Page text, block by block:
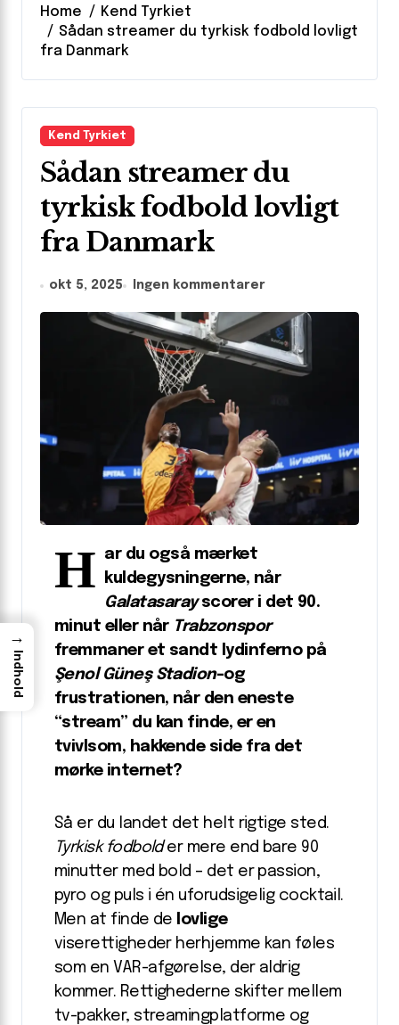
Home
Kend Tyrkiet
Sådan streamer du tyrkisk fodbold lovligt
fra Danmark
Kend Tyrkiet
Sådan streamer du
tyrkisk fodbold lovligt
fra Danmark
okt 5, 2025 Ingen kommentarer
H
ar du også mærket
kuldegysningerne, når
Galatasarayscorer i det 90.
minut eller når Trabzonspor
fremmaner et sandt lydinferno på
Şenol Güneş Stadion-og
frustrationen, når den eneste
“stream” du kan finde, er en
tvivlsom, hakkende side fra det
mørke internet?
Så er du landet det helt rigtige sted.
Tyrkisk fodbolder mere end bare 90
minutter med bold – det er passion,
pyro og puls i én uforudsigelig cocktail.
Men at finde de
lovlige
viserettigheder herhjemme kan føles
som en VAR-afgørelse, der aldrig
kommer. Rettighederne skifter mellem
tv-pakker, streaming­platforme og
→
Indhold